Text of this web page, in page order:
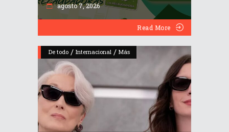
agosto 7, 2026
Read More
De todo / Internacional / Más